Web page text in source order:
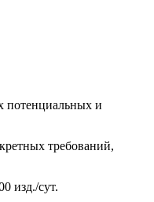
потенциальных и
требований,
изд./сут.